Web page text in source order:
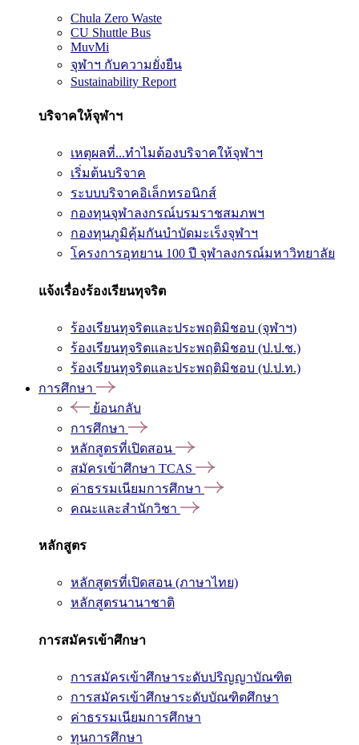
Chula Zero Waste
CU Shuttle Bus
MuvMi
จุฬาฯ กับความยั่งยืน
Sustainability Report
บริจาคให้จุฬาฯ
เหตุผลที่...ทำไมต้องบริจาคให้จุฬาฯ
เริ่มต้นบริจาค
ระบบบริจาคอิเล็กทรอนิกส์
กองทุนจุฬาลงกรณ์บรมราชสมภพฯ
กองทุนภูมิคุ้มกันบำบัดมะเร็งจุฬาฯ
โครงการอุทยาน 100 ปี จุฬาลงกรณ์มหาวิทยาลัย
แจ้งเรื่องร้องเรียนทุจริต
ร้องเรียนทุจริตและประพฤติมิชอบ (จุฬาฯ)
ร้องเรียนทุจริตและประพฤติมิชอบ (ป.ป.ช.)
ร้องเรียนทุจริตและประพฤติมิชอบ (ป.ป.ท.)
การศึกษา
ย้อนกลับ
การศึกษา
หลักสูตรที่เปิดสอน
สมัครเข้าศึกษา TCAS
ค่าธรรมเนียมการศึกษา
คณะและสำนักวิชา
หลักสูตร
หลักสูตรที่เปิดสอน (ภาษาไทย)
หลักสูตรนานาชาติ
การสมัครเข้าศึกษา
การสมัครเข้าศึกษาระดับปริญญาบัณฑิต
การสมัครเข้าศึกษาระดับบัณฑิตศึกษา
ค่าธรรมเนียมการศึกษา
ทุนการศึกษา